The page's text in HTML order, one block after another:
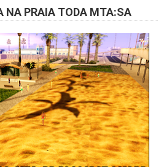
NA PRAIA TODA MTA:SA